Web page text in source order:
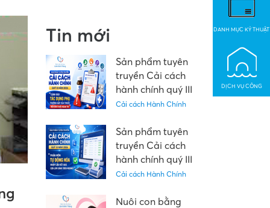
Tin mới
Sản phẩm tuyên
truyền Cải cách
hành chính quý III
năm 2026: "Cảnh
thường gặp của
thuốc trên đơn
thuốc ngoại trú"
Cải cách Hành Chính
Sản phẩm tuyên
truyền Cải cách
hành chính quý III
năm 2026: “Phần
nhập liệu kết quả
Cải cách Hành Chính
Nuôi con bằng
DANH MỤC KỶ THUẬT
DỊCH VỤ CÔNG